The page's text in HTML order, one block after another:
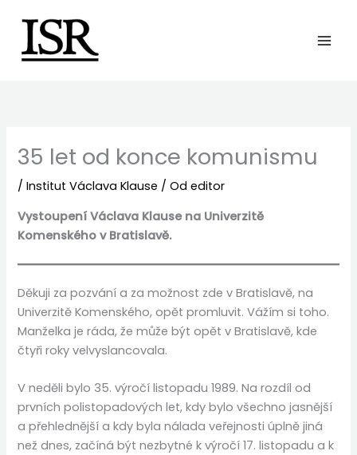
obsah
35 let od konce komunismu
/Institut Václava Klause / Od editor
Vystoupení Václava Klause na Univerzitě
Komenského v Bratislavě.
Děkuji za pozvání a za možnost zde v Bratislavě, na
Univerzitě Komenského, opět promluvit. Vážím si toho.
Manželka je ráda, že může být opět v Bratislavě, kde
čtyři roky velvyslancovala.
V neděli bylo 35. výročí listopadu 1989. Na rozdíl od
prvních polistopadových let, kdy bylo všechno jasnější
a přehlednější a kdy byla nálada veřejnosti úplně jiná
než dnes, začíná být nezbytné k výročí 17. listopadu a k